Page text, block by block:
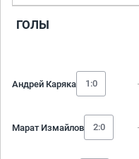
ГОЛЫ
Андрей Каряка 1:0
Марат Измайлов 2:0